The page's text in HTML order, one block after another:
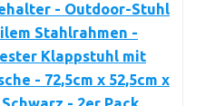
- Outdoor-Stuhl
Stahlrahmen -
Klappstuhl mit
- 72,5cm x 52,5cm x